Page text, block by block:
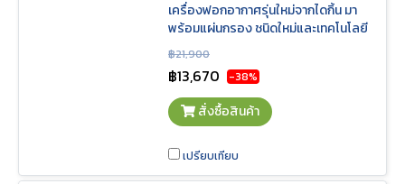
เครื่องฟอกอากาศรุ่นใหม่จากไดกิ้น มา
พร้อมแผ่นกรอง ชนิดใหม่และเทคโนโลยี
Twin Streamer ฟอกอากาศได้อย่างมี
ประสิทธิภาพ มากขึ้น 2 เท่า พร้อมโหมด
สัตว์เลี้ยง และระบบ การควบคุมผ่านสมา
ร์ตโฟน ช่วยให้ใช้ชีวิตได้อย่างสะอาดและ
สะดวกสบาย
฿21,900
฿13,670 -38%
สั่งซื้อสินค้า
เปรียบเทียบ